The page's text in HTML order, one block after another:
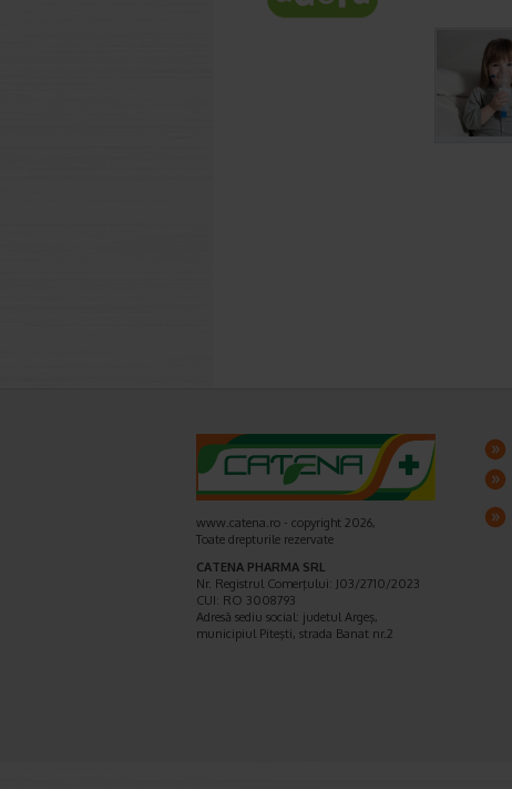
www.catena.ro - copyright 2026,
Toate drepturile rezervate
CATENA PHARMA SRL
Nr. Registrul Comerţului: J03/2710/2023
CUI: RO 3008793
Adresă sediu social: judetul Argeş,
municipiul Piteşti, strada Banat nr.2